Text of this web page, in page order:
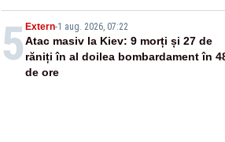
România
5 Extern-1 aug. 2026, 07:22
Atac masiv la Kiev: 9 morți și 27 de
răniți în al doilea bombardament în
de ore